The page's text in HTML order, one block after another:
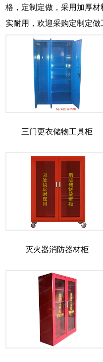
格，定制定做，采用加厚
实耐用，欢迎采购定制定做
三门更衣储物工具柜
灭火器消防器材柜